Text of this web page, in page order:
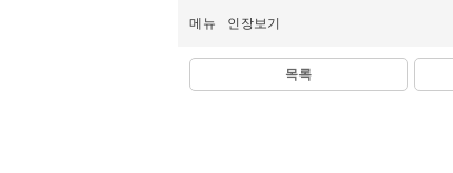
메뉴 인장보기
목록